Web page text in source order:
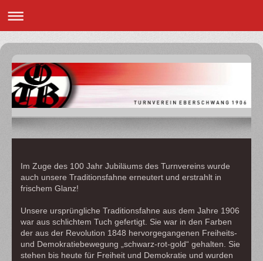
Im Zuge des 100 Jahr Jubiläums des Turnvereins wurde
auch unsere Traditionsfahne erneutert und erstrahlt in
frischem Glanz!
Unsere ursprüngliche Traditionsfahne aus dem Jahre 1906
war aus schlichtem Tuch gefertigt. Sie war in den Farben
der aus der Revolution 1848 hervorgegangenen Freiheits-
und Demokratiebewegung „schwarz-rot-gold“ gehalten. Sie
stehen bis heute für Freiheit und Demokratie und wurden